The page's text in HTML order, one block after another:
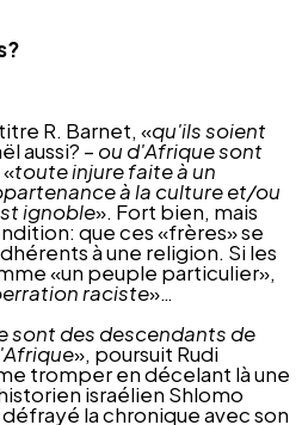
R. Barnet, «qu'ils soient
aussi? – ou d'Afrique sont
toute injure faite à un
à la culture et/ou
ignoble». Fort bien, mais
que ces «frères» se
à une religion. Si les
«un peuple particulier»,
raciste»…
sont des descendants de
», poursuit Rudi
tromper en décelant là une
israélien Shlomo
la chronique avec son